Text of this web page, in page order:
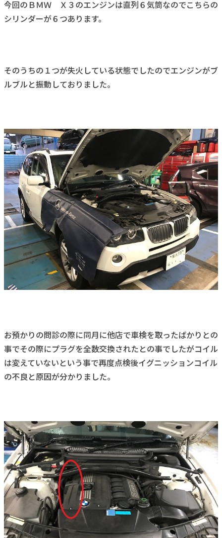
今回のＢＭＷ Ｘ３のエンジンは直列６気筒なのでこちらの
シリンダーが６つあります。
そのうちの１つが失火している状態でしたのでエンジンがブ
ルブルと振動しておりました。
お預かりの問診の際に同月に他店で車検を取ったばかりとの
事でその際にプラグを全数交換されたとの事でしたがコイル
は変えていないという事で再度点検後イグニッションコイル
の不良と原因が分かりました。